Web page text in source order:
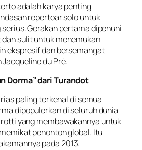
adalah karya penting
repertoar solo untuk
Gerakan pertama dipenuhi
sulit untuk menemukan
ekspresif dan bersemangat
du Pré.
Dorma” dari Turandot
paling terkenal di semua
dipopulerkan di seluruh dunia
yang membawakannya untuk
penonton global. Itu
pada 2013.